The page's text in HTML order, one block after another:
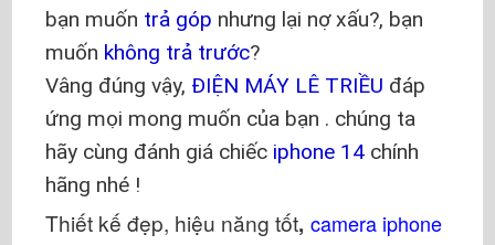
bạn muốn trả góp nhưng lại nợ xấu?, bạn
muốn không trả trước?
Vâng đúng vậy, ĐIỆN MÁY LÊ TRIỀU đáp
ứng mọi mong muốn của bạn . chúng ta
hãy cùng đánh giá chiếc iphone 14 chính
hãng nhé !
Thiết kế đẹp, hiệu năng tốt, camera iphone